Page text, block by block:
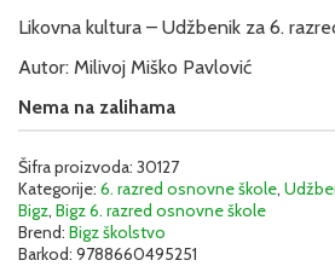
Likovna kultura – Udžbenik za 6.
Autor: Milivoj Miško Pavlović
Nema na zalihama
Šifra proizvoda: 30127
Kategorije: 6. razred osnovne škole,
Bigz, Bigz 6. razred osnovne škole
Brend: Bigz školstvo
Barkod: 9788660495251